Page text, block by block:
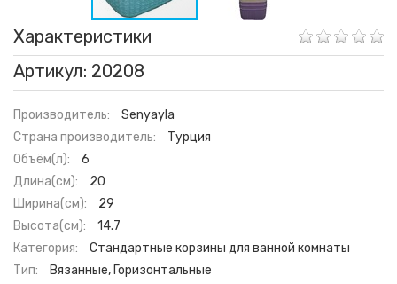
Характеристики
Артикул: 20208
Производитель:
Senyayla
Страна производитель:
Турция
Объём(л):
6
Длина(см):
20
Ширина(см):
29
Высота(см):
14.7
Категория:
Стандартные корзины для ванной комнаты
Тип:
Вязанные, Горизонтальные